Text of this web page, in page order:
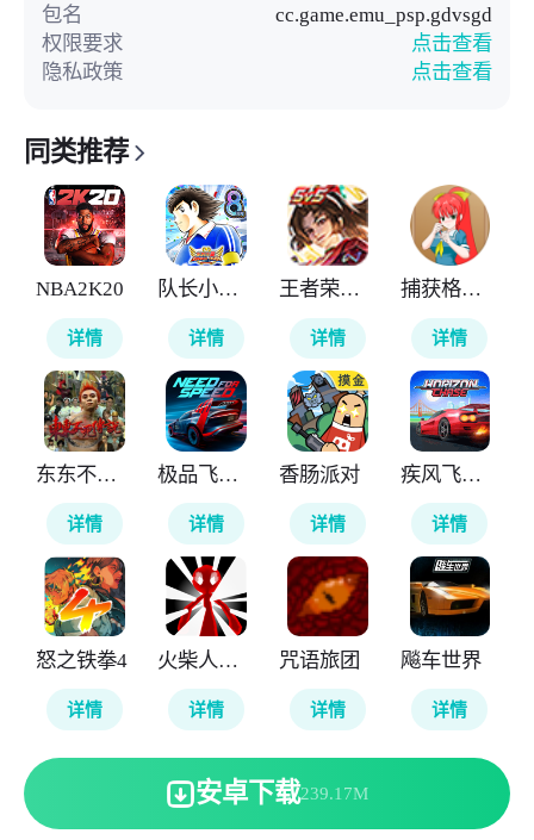
包名
cc.game.emu_psp.gdvsgd
权限要求
点击查看
隐私政策
点击查看
同类推荐
NBA2K20
详情
队长小翼最强十一人
详情
王者荣耀全球国际服
详情
捕获格斗娘
详情
东东不死传说
详情
极品飞车无极限
详情
香肠派对
详情
疾风飞车世界
详情
怒之铁拳4
详情
火柴人计划重生
详情
咒语旅团
详情
飚车世界
详情
安卓下载239.17M